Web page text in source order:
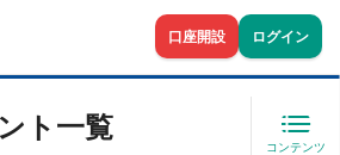
口座開設 ログイン
ト一覧
コンテンツ